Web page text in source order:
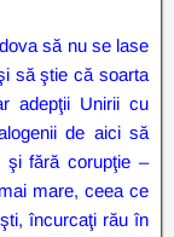
să nu se lase
să ştie că soarta
adepţii Unirii cu
de aici să
şi fără corupţie –
mare, ceea ce
încurcaţi rău în